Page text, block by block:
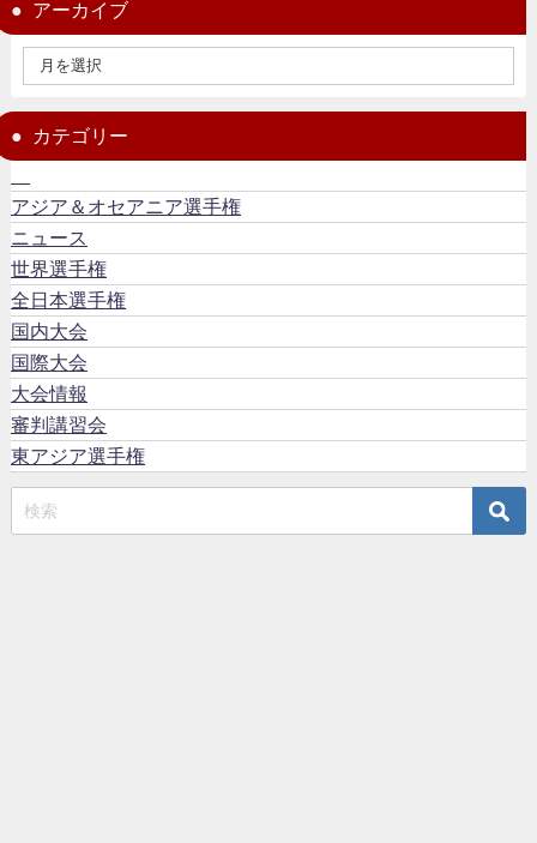
アーカイブ
カテゴリー
アジア＆オセアニア選手権
ニュース
世界選手権
全日本選手権
国内大会
国際大会
大会情報
審判講習会
東アジア選手権